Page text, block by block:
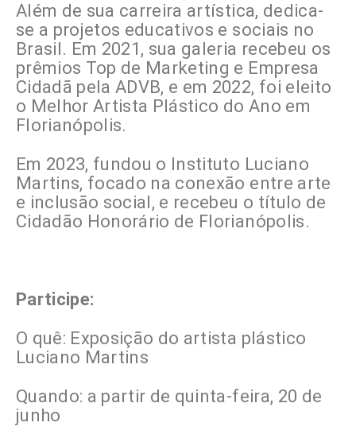
Além de sua carreira artística, dedica-
se a projetos educativos e sociais no
Brasil. Em 2021, sua galeria recebeu os
prêmios Top de Marketing e Empresa
Cidadã pela ADVB, e em 2022, foi eleito
o Melhor Artista Plástico do Ano em
Florianópolis.
Em 2023, fundou o Instituto Luciano
Martins, focado na conexão entre arte
e inclusão social, e recebeu o título de
Cidadão Honorário de Florianópolis.
Participe:
O quê: Exposição do artista plástico
Luciano Martins
Quando: a partir de quinta-feira, 20 de
junho